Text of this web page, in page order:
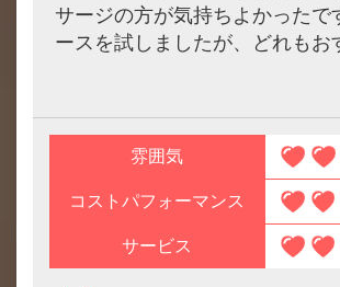
サージの方が気持ちよかったで
ースを試しましたが、どれもお
雰囲気
コストパフォーマンス
サービス